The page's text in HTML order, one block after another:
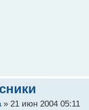
» 21 июн 2004 05:11